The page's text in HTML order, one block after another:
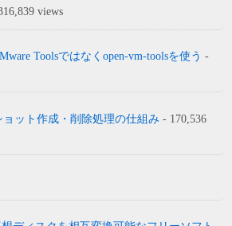
views
Toolsではなくopen-vm-toolsを使う -
ット作成・削除処理の仕組み - 170,536